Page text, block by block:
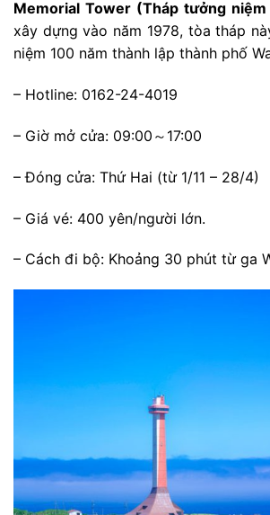
Memorial Tower (Tháp tưởng
xây dựng vào năm 1978, tòa tháp
niệm 100 năm thành lập thành phố
– Hotline: 0162-24-4019
– Giờ mở cửa: 09:00～17:00
– Đóng cửa: Thứ Hai (từ 1/11 – 28/4)
– Giá vé: 400 yên/người lớn.
– Cách đi bộ: Khoảng 30 phút từ ga